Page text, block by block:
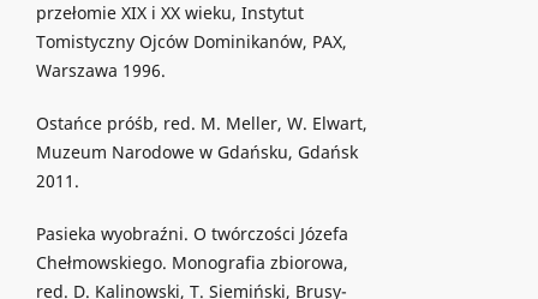
przełomie XIX i XX wieku, Instytut
Tomistyczny Ojców Dominikanów, PAX,
Warszawa 1996.
Ostańce próśb, red. M. Meller, W. Elwart,
Muzeum Narodowe w Gdańsku, Gdańsk
2011.
Pasieka wyobraźni. O twórczości Józefa
Chełmowskiego. Monografia zbiorowa,
red. D. Kalinowski, T. Siemiński, Brusy-